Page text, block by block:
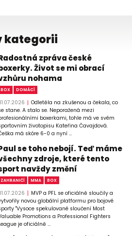
kategorii
zpráva české
Život se mi obrací
nohama
BOX DOMÁCÍ
Odletěla na zkušenou a čekala, co
stane. A stalo se. Neporažená mezi
boxerkami, tohle má ve svém
životopisu Kateřina Čavajdová.
má skóre 6-0 a nyní ...
se toho nebojí. Teď máme
zdroje, které tento
navždy změní
ZAHRANIČÍ MMA BOX
MVP a PFL se oficiálně sloučily a
novou globální platformu pro bojové
"Vysoce spekulované sloučení Most
Promotions a Professional Fighters
je oficiálně ...